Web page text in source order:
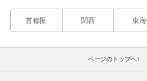
首都圏 関西 東海
ページのトップへ↑